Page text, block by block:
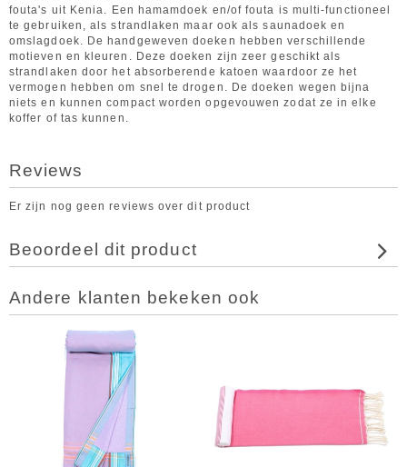
fouta's uit Kenia. Een hamamdoek en/of fouta is multi-functioneel
te gebruiken, als strandlaken maar ook als saunadoek en
omslagdoek. De handgeweven doeken hebben verschillende
motieven en kleuren. Deze doeken zijn zeer geschikt als
strandlaken door het absorberende katoen waardoor ze het
vermogen hebben om snel te drogen. De doeken wegen bijna
niets en kunnen compact worden opgevouwen zodat ze in elke
koffer of tas kunnen.
Reviews
Er zijn nog geen reviews over dit product
Beoordeel dit product
Andere klanten bekeken ook